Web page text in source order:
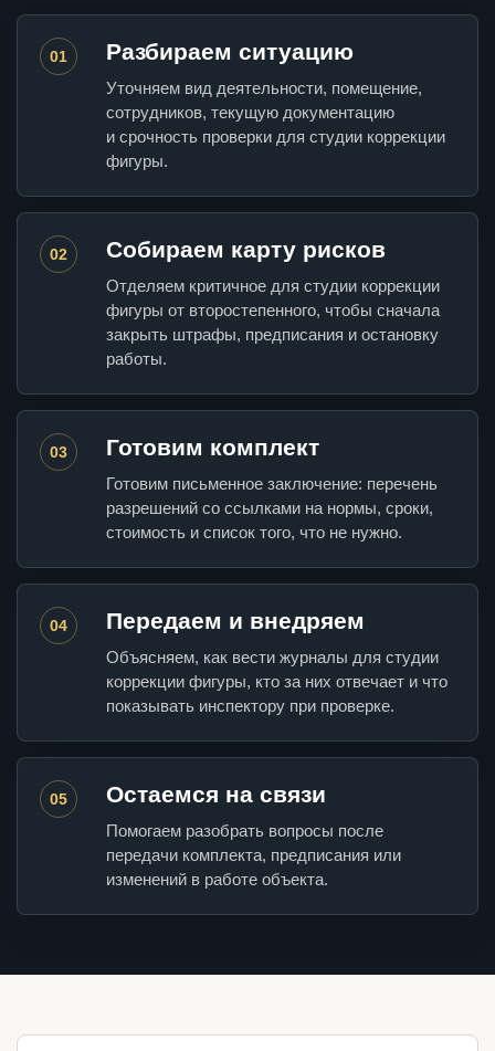
01 Разбираем ситуацию
Уточняем вид деятельности, помещение,
сотрудников, текущую документацию
и срочность проверки для студии коррекции
фигуры.
02 Собираем карту рисков
Отделяем критичное для студии коррекции
фигуры от второстепенного, чтобы сначала
закрыть штрафы, предписания и остановку
работы.
03 Готовим комплект
Готовим письменное заключение: перечень
разрешений со ссылками на нормы, сроки,
стоимость и список того, что не нужно.
04 Передаем и внедряем
Объясняем, как вести журналы для студии
коррекции фигуры, кто за них отвечает и что
показывать инспектору при проверке.
05 Остаемся на связи
Помогаем разобрать вопросы после
передачи комплекта, предписания или
изменений в работе объекта.